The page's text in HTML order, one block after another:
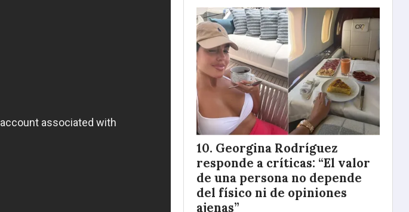
Georgina Rodríguez
responde a críticas: “El valor
de una persona no depende
del físico ni de opiniones
ajenas”